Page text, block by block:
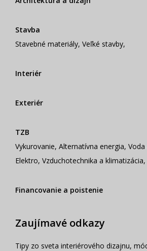
Stavba
Stavebné materiály, Veľké stavby,
Interiér
Exteriér
TZB
Vykurovanie, Alternatívna energia, Voda
Elektro, Vzduchotechnika a klimatizácia,
Financovanie a poistenie
Zaujímavé odkazy
Tipy zo sveta interiérového dizajnu,